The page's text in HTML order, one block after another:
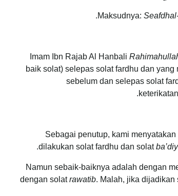
Maksudnya:
.
Imam Ibn Rajab Al Hanbali
baik solat) selepas solat fardhu dan
sebelum dan selepas solat
.
Sebagai penutup, kami
dilakukan solat fardhu dan solat
Namun sebaik-baiknya adalah dengan
dengan solatrawatib. Malah, jika dijadikan